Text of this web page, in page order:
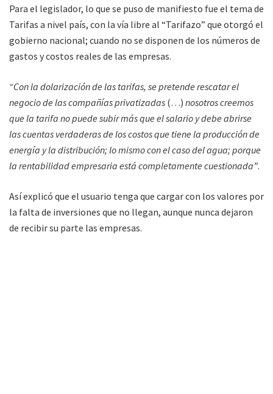
Para el legislador, lo que se puso de manifiesto fue el tema de
Tarifas a nivel país, con la vía libre al “Tarifazo” que otorgó el
gobierno nacional; cuando no se disponen de los números de
gastos y costos reales de las empresas.
“Con la dolarización de las tarifas, se pretende rescatar el
negocio de las compañías privatizadas (…) nosotros creemos
que la tarifa no puede subir más que el salario y debe abrirse
las cuentas verdaderas de los costos que tiene la producción de
energía y la distribución; lo mismo con el caso del agua; porque
la rentabilidad empresaria está completamente cuestionada”.
Así explicó que el usuario tenga que cargar con los valores por
la falta de inversiones que no llegan, aunque nunca dejaron
de recibir su parte las empresas.